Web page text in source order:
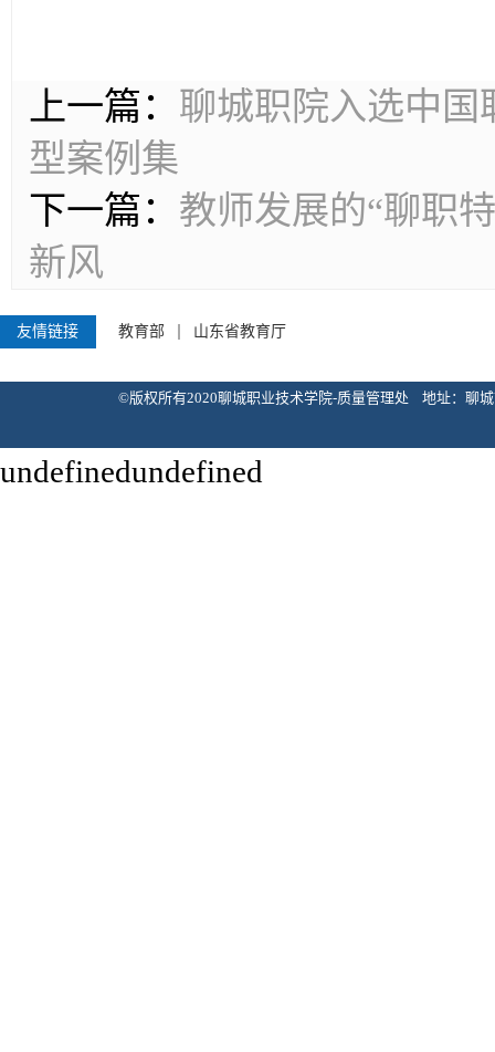
上一篇： 聊城职院入选中国
型案例集
下一篇： 教师发展的“聊职
新风
友情链接 教育部 山东省教育厅
©版权所有2020聊城职业技术学院-质量管理处 地址：聊城市花
undefinedundefined